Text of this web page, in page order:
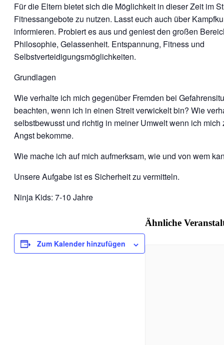
Für die Eltern bietet sich die Möglichkeit in dieser Zeit im
Fitnessangebote zu nutzen. Lasst euch auch über
informieren. Probiert es aus und geniest den großen
Philosophie, Gelassenheit. Entspannung, Fitness und
Selbstverteidigungsmöglichkeiten.
Grundlagen
Wie verhalte ich mich gegenüber Fremden bei
beachten, wenn ich in einen Streit verwickelt bin? Wie
selbstbewusst und richtig in meiner Umwelt wenn ich mich
Angst bekomme.
Wie mache ich auf mich aufmerksam, wie und von wem
Unsere Aufgabe ist es Sicherheit zu vermitteln.
Ninja Kids: 7-10 Jahre
Zum Kalender hinzufügen
Ähnliche